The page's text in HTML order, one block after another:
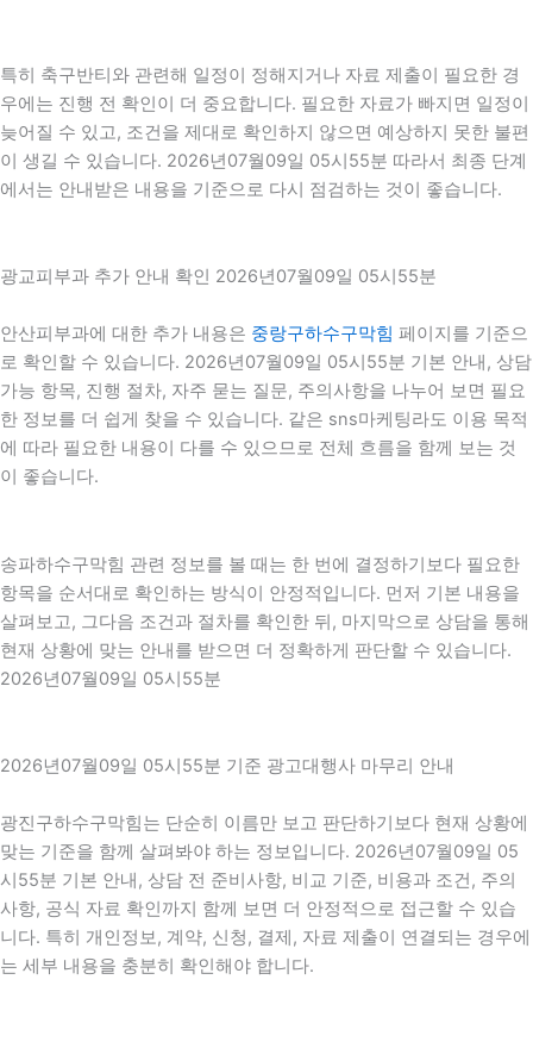
특히 축구반티와 관련해 일정이 정해지거나 자료 제출이 필요한 경
우에는 진행 전 확인이 더 중요합니다. 필요한 자료가 빠지면 일정이
늦어질 수 있고, 조건을 제대로 확인하지 않으면 예상하지 못한 불편
이 생길 수 있습니다. 2026년07월09일 05시55분 따라서 최종 단계
에서는 안내받은 내용을 기준으로 다시 점검하는 것이 좋습니다.
광교피부과 추가 안내 확인 2026년07월09일 05시55분
안산피부과에 대한 추가 내용은 중랑구하수구막힘 페이지를 기준으
로 확인할 수 있습니다. 2026년07월09일 05시55분 기본 안내, 상담
가능 항목, 진행 절차, 자주 묻는 질문, 주의사항을 나누어 보면 필요
한 정보를 더 쉽게 찾을 수 있습니다. 같은 sns마케팅라도 이용 목적
에 따라 필요한 내용이 다를 수 있으므로 전체 흐름을 함께 보는 것
이 좋습니다.
송파하수구막힘 관련 정보를 볼 때는 한 번에 결정하기보다 필요한
항목을 순서대로 확인하는 방식이 안정적입니다. 먼저 기본 내용을
살펴보고, 그다음 조건과 절차를 확인한 뒤, 마지막으로 상담을 통해
현재 상황에 맞는 안내를 받으면 더 정확하게 판단할 수 있습니다.
2026년07월09일 05시55분
2026년07월09일 05시55분 기준 광고대행사 마무리 안내
광진구하수구막힘는 단순히 이름만 보고 판단하기보다 현재 상황에
맞는 기준을 함께 살펴봐야 하는 정보입니다. 2026년07월09일 05
시55분 기본 안내, 상담 전 준비사항, 비교 기준, 비용과 조건, 주의
사항, 공식 자료 확인까지 함께 보면 더 안정적으로 접근할 수 있습
니다. 특히 개인정보, 계약, 신청, 결제, 자료 제출이 연결되는 경우에
는 세부 내용을 충분히 확인해야 합니다.